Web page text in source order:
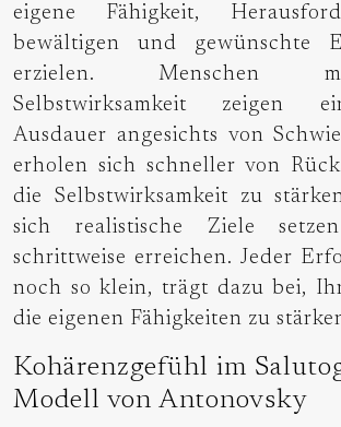
eigene Fähigkeit,
bewältigen und gewünschte
erzielen. Menschen
Selbstwirksamkeit zeigen
Ausdauer angesichts von
erholen sich schneller von
die Selbstwirksamkeit zu
sich realistische Ziele
schrittweise erreichen. Jeder
noch so klein, trägt dazu bei,
die eigenen Fähigkeiten zu
Kohärenzgefühl im
Modell von Antonovsky